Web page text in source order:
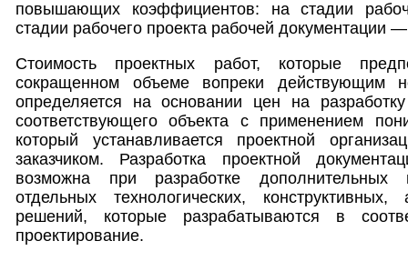
повышающих коэффициентов: на стадии
стадии рабочего проекта рабочей документации
Стоимость проектных работ, которые
сокращенном объеме вопреки действующим
определяется на основании цен на
соответствующего объекта с применением
который устанавливается проектной
заказчиком. Разработка проектной
возможна при разработке дополнительных
отдельных технологических,
решений, которые разрабатываются в
проектирование.